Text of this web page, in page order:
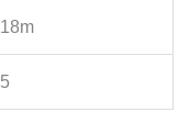
18m
5